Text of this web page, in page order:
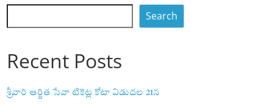
Search
Recent Posts
శ్రీవారి ఆర్జిత సేవా టికెట్ల కోటా విడుదల 21న